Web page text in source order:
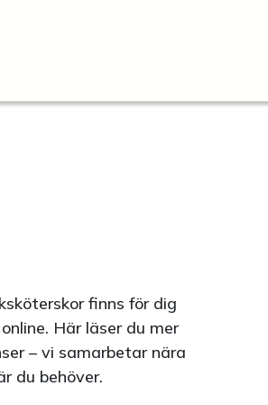
finns för dig
Här läser du mer
– vi samarbetar nära
du behöver.